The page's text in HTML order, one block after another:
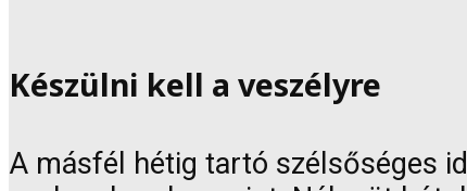
Készülni kell a veszélyre
A másfél hétig tartó szélsőséges